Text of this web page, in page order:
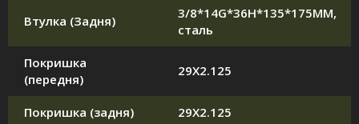
Втулка (Задня)
3/8*14G*36H*135*175MM,
сталь
Покришка
(передня)
29X2.125
Покришка (задня) 29X2.125